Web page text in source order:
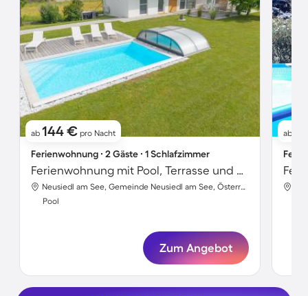
ab 144 € pro Nacht
Ferienwohnung ∙ 2 Gäste ∙ 1 Schlafzimmer
Ferienwohnung mit Pool, Terrasse und Garten | Gartenblick
Neusiedl am See, Gemeinde Neusiedl am See, Österreich
Pool
Zum Angebot
ab